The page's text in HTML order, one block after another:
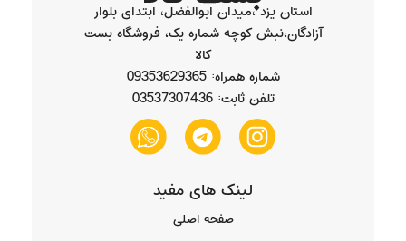
استان یزد ،میدان ابوالفضل، ابتدای بلوار
آزادگان،نبش کوچه شماره یک، فروشگاه بست
کالا
شماره همراه: 09353629365
تلفن ثابت: 03537307436
لینک های مفید
صفحه اصلی